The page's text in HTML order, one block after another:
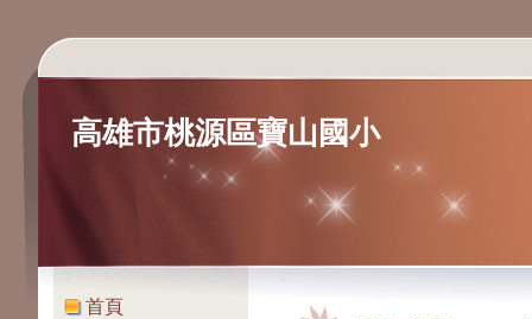
高雄市桃源區寶山國小
:::
首頁
:::